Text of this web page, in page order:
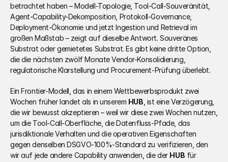
betrachtet haben – Modell-Topologie, Tool-Call-Souveränität,
Agent-Capability-Dekomposition, Protokoll-Governance,
Deployment-Ökonomie und jetzt Ingestion und Retrieval im
großen Maßstab – zeigt auf dieselbe Antwort. Souveränes
Substrat oder gemietetes Substrat. Es gibt keine dritte Option,
die die nächsten zwölf Monate Vendor-Konsolidierung,
regulatorische Klarstellung und Procurement-Prüfung überlebt.
Ein Frontier-Modell, das in einem Wettbewerbsprodukt zwei
Wochen früher landet als in unserem HUB , ist eine Verzögerung,
die wir bewusst akzeptieren – weil wir diese zwei Wochen nutzen,
um die Tool-Call-Oberfläche, die Datenfluss-Pfade, das
jurisdiktionale Verhalten und die operativen Eigenschaften
gegen denselben DSGVO-100%-Standard zu verifizieren, den
wir auf jede andere Capability anwenden, die der HUB für